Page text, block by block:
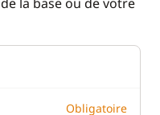
Obligatoire